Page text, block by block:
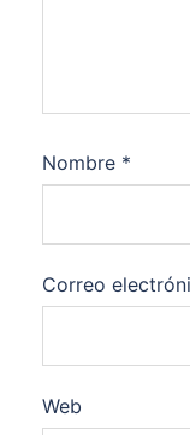
Nombre *
Correo
Web